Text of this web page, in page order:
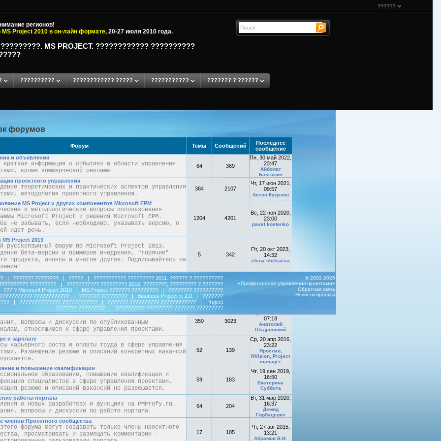
??????
регионов!
MS Project 2010 в он-лайн формате, 20-27 июля 2010 года.
MS PROJECT. ???????????? ??????????
?????????? ???????????? ????? ??????????? ??????? ? ??????
форумов
Форум Темы Сообщений
Последнее
сообщение
и объявления
краткая информация о событиях в области управления
кроме коммерческой рекламы.
64 369
Пн, 30 май 2022,
23:47
Айболат
Балгожин
проектного управления
теоретических и практических аспектов управления
методология проектного управления.
384 2107
Чт, 17 июн 2021,
09:57
Антон Куценко
MS Project и других компонентов Microsoft EPM
и методологические вопросы использования
Microsoft Project и решения Microsoft EPM.
не забывать, если необходимо, указывать версию, о
идет речь.
1204 4201
Вс, 22 ноя 2020,
23:00
pavel kostenko
MS Project 2013
русскоязычный форум по Microsoft Project 2013.
бета-версии и примеров внедрения, "горячие"
продукта, анонсы и многое другое. Подписывайтесь на
5 342
Пт, 20 окт 2023,
14:32
elena chekaeva
программного обеспечения помимо Microsoft EPM
и методологические вопросы использования
обеспечения, применяемого в управлении
кроме входящего в Microsoft EPM любой версии.
24
10:41
Захарчук Олег,
публикаций (на PMProfy.ru и др. сайтах, в книгах, периодике и
вопросы и дискуссии по опубликованным
относящимся к сфере управления проектами.
359 3023
07:18
Анатолий
Шадровский
и зарплате
карьерного роста и оплаты труда в сфере управления
Размещение резюме и описаний конкретных вакансий
52 139
Ср, 20 апр 2016,
23:22
Ярослав,
NVision, Project
manager
и повышение квалификации
образование, повышение квалификации и
специалистов в сфере управления проектами.
резюме и описаний вакансий не разрешается.
59 183
Чт, 19 сен 2019,
16:50
Екатерина
Суббота
работы портала
о новых разработках и функциях на PMProfy.ru.
вопросы и дискуссии по работе портала.
64 204
Вт, 31 мар 2020,
16:37
Демид
Горбацевич
членов Проектного сообщества
форума могут создавать только члены Проектного
просматривать и размещать комментарии -
17 105
Чт, 27 авг 2015,
13:21
Абрамов В.И.
| ??????? ???????? | ????? |
??????????? ????????? 2011. ?????? ? ??????????
????????? |
??????????? ????????? 2010. ????????, ????????? ? ???????
??? ? Microsoft Project 2010 | MS Project ??????? ????????? |
???????? ??????????
??????????? ???????????? | ??????? ????????? | Business Project v. 2.0 |
???????
| ?????????????? ???????????? | ??????? ?????????? ???????????? |
Project
??????? ?????????
| ?????????? ????????? ??????? ?????????
© 2002-2026
«Профессионал управления проектами»
Обратная связь
Новости проекта